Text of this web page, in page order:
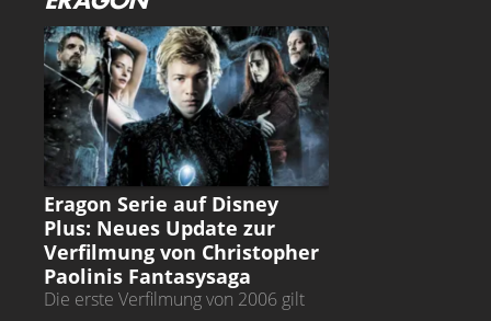
Enttäuschung für die Fans.
ERAGON
Eragon Serie auf Disney
Plus: Neues Update zur
Verfilmung von Christopher
Paolinis Fantasysaga
Die erste Verfilmung von 2006 gilt